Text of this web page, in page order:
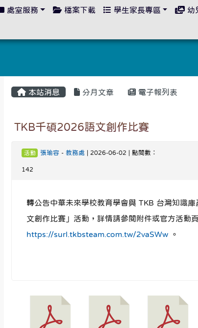
本站消息 分月文章 電子報列表
TKB千碩2026語文創作比賽
活動 張瑜容 -教務處 | 2026-06-02 | 點閱數：
142
轉公告中華未來學校教育學會與 TKB 台灣知識
文創作比賽」活動，詳情請參閱附件或官方活動
https://surl.tkbsteam.com.tw/2vaSWw。
處室服務 檔案下載 學生家長專區 幼